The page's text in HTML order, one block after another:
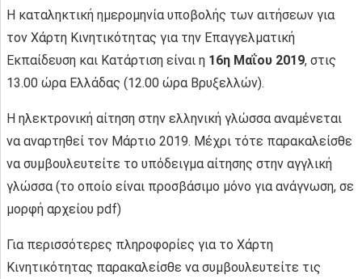
Η καταληκτική ημερομηνία υποβολής των αιτήσεων για
τον Χάρτη Κινητικότητας για την Επαγγελματική
Εκπαίδευση και Κατάρτιση είναι η 16η Μαΐου 2019, στις
13.00 ώρα Ελλάδας (12.00 ώρα Βρυξελλών).
Η ηλεκτρονική αίτηση στην ελληνική γλώσσα αναμένεται
να αναρτηθεί τον Μάρτιο 2019. Μέχρι τότε παρακαλείσθε
να συμβουλευτείτε το υπόδειγμα αίτησης στην αγγλική
γλώσσα (το οποίο είναι προσβάσιμο μόνο για ανάγνωση, σε
μορφή αρχείου pdf)
Για περισσότερες πληροφορίες για το Χάρτη
Κινητικότητας παρακαλείσθε να συμβουλευτείτε τις